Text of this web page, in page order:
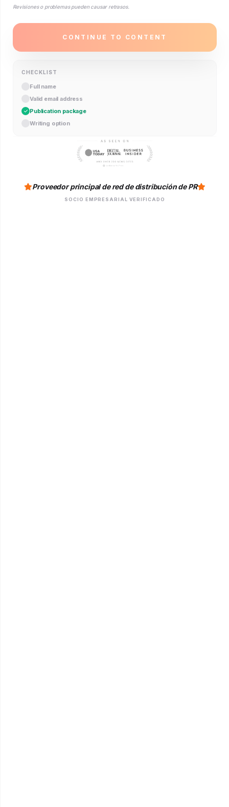
Revisiones o problemas pueden causar retrasos.
CONTINUE TO CONTENT
CHECKLIST
Full name
Valid email address
Publication package
Writing option
Proveedor principal de red de distribución de PR
SOCIO EMPRESARIAL VERIFICADO